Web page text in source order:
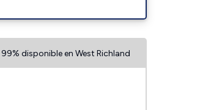
99% disponible en West Richland